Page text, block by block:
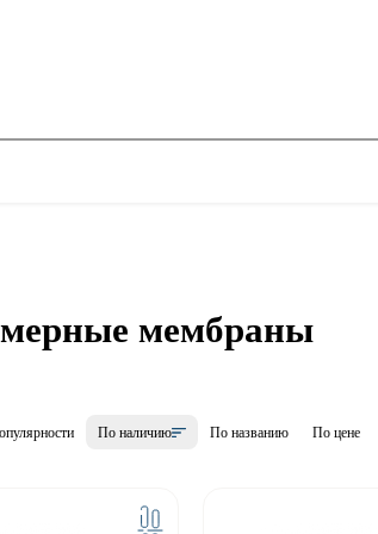
мембраны
По наличию По названию По цене